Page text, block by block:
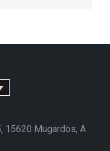
15620 Mugardos, A